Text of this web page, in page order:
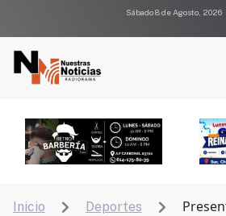
Sábado 8 de Agosto, 2026
Inicio  Deportes 